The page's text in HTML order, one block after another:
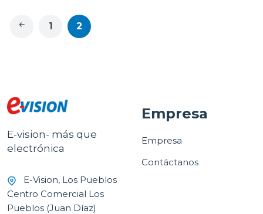
1 2
E-vision- más que
electrónica
E-Vision, Los Pueblos
Centro Comercial Los
Pueblos (Juan Díaz)
Empresa
Empresa
Contáctanos